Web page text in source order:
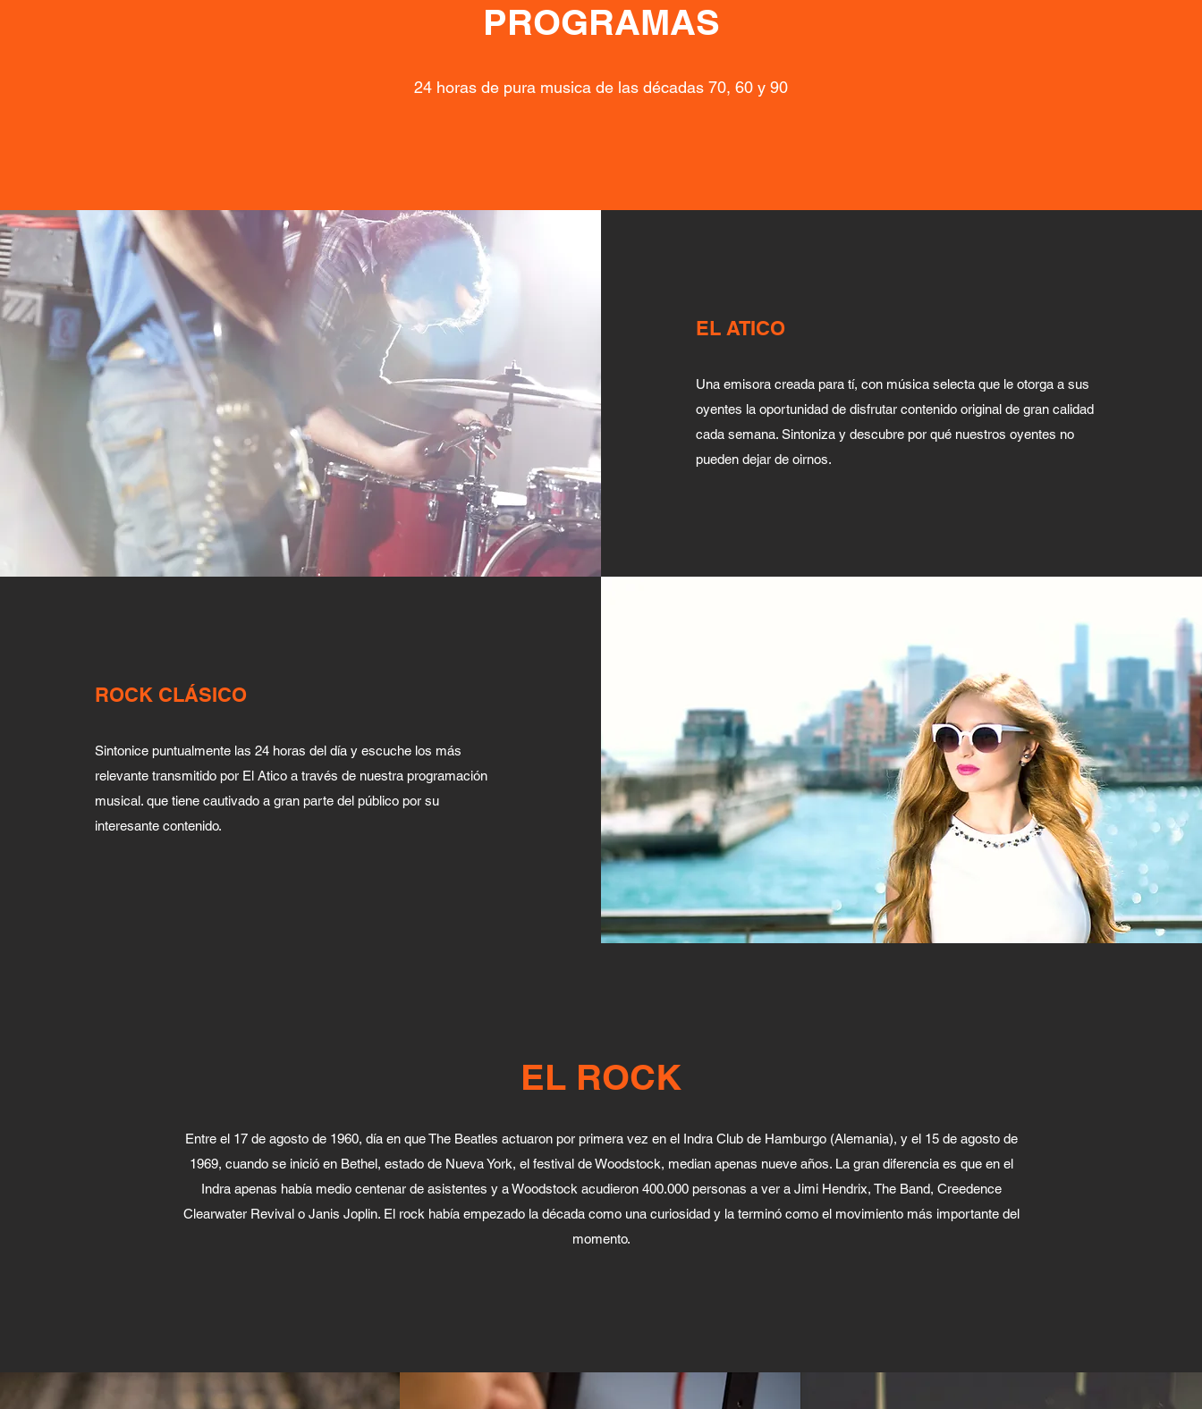
PROGRAMAS
24 horas de pura musica de las décadas 70, 60 y 90
EL ATICO
Una emisora creada para tí, con música selecta que le otorga a sus
oyentes la oportunidad de disfrutar contenido original de gran calidad
cada semana. Sintoniza y descubre por qué nuestros oyentes no
pueden dejar de oirnos.
ROCK CLÁSICO
Sintonice puntualmente las 24 horas del día y escuche los más
relevante transmitido por El Atico a través de nuestra programación
musical. que tiene cautivado a gran parte del público por su
interesante contenido.
EL ROCK
Entre el 17 de agosto de 1960, día en que The Beatles actuaron por primera vez en el Indra Club de Hamburgo (Alemania), y el 15 de agosto de
1969, cuando se inició en Bethel, estado de Nueva York, el festival de Woodstock, median apenas nueve años. La gran diferencia es que en el
Indra apenas había medio centenar de asistentes y a Woodstock acudieron 400.000 personas a ver a Jimi Hendrix, The Band, Creedence
Clearwater Revival o Janis Joplin. El rock había empezado la década como una curiosidad y la terminó como el movimiento más importante del
momento.